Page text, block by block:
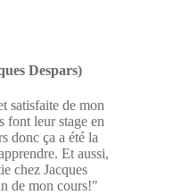
Despars)
satisfaite de mon
font leur stage en
donc ça a été la
Et aussi,
chez Jacques
de mon cours!"